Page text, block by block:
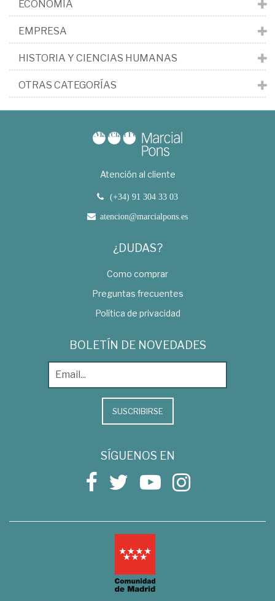
ECONOMÍA
EMPRESA
HISTORIA Y CIENCIAS HUMANAS
OTRAS CATEGORÍAS
Atención al cliente
(+34) 91 304 33 03
atencion@marcialpons.es
¿DUDAS?
Como comprar
Preguntas frecuentes
Política de privacidad
BOLETÍN DE NOVEDADES
SUSCRIBIRSE
SÍGUENOS EN